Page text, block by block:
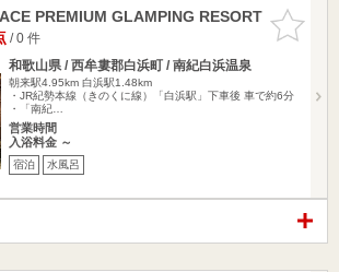
お気に入
りに追加
PREMIUM GLAMPING RESORT
/ 0 件
和歌山県 / 西牟婁郡白浜町 / 南紀白浜温泉
朝来駅4.95km 白浜駅1.48km
・JR紀勢本線（きのくに線）「白浜駅」下車後 車で約6分
・「南紀…
営業時間
入浴料金 ～
宿泊 水風呂